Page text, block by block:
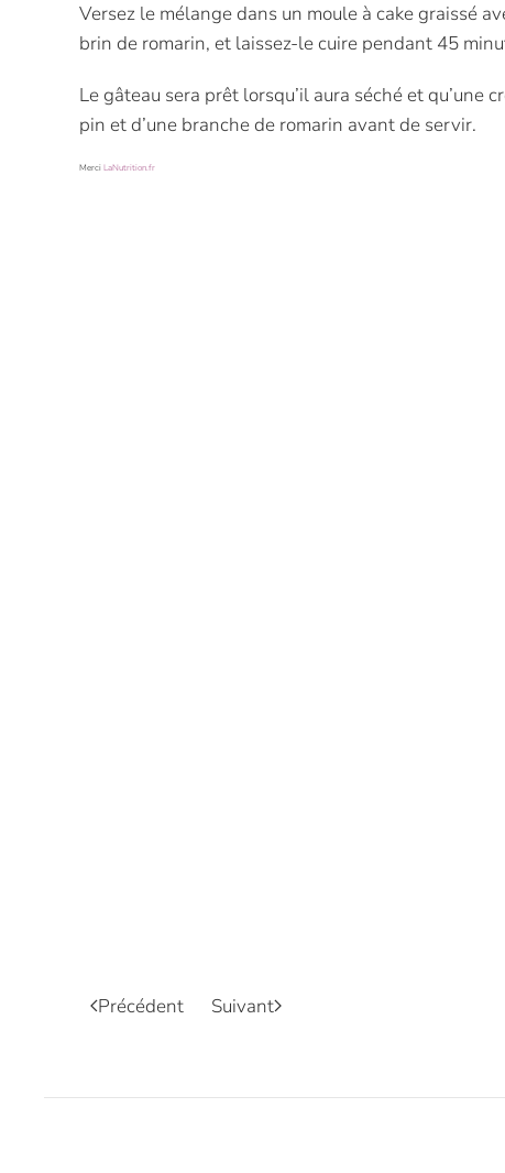
Versez le mélange dans un moule à cake graissé
brin de romarin, et laissez-le cuire pendant 45
Le gâteau sera prêt lorsqu’il aura séché et qu’une
pin et d’une branche de romarin avant de servir.
MerciLaNutrition.fr
Précédent Suivant